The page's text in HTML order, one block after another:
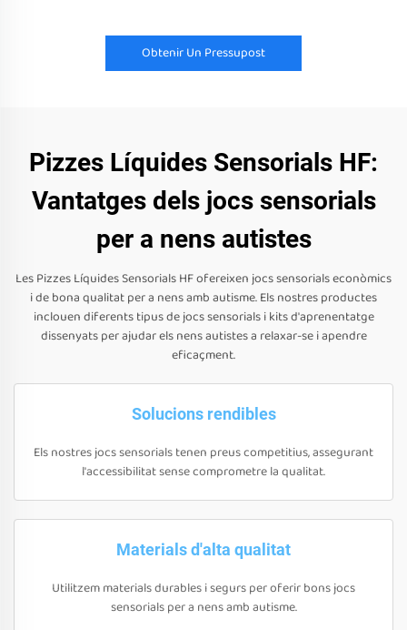
Obtenir Un Pressupost
Pizzes Líquides Sensorials HF:
Vantatges dels jocs sensorials
per a nens autistes
Les Pizzes Líquides Sensorials HF ofereixen jocs sensorials econòmics
i de bona qualitat per a nens amb autisme. Els nostres productes
inclouen diferents tipus de jocs sensorials i kits d'aprenentatge
dissenyats per ajudar els nens autistes a relaxar-se i apendre
eficaçment.
Solucions rendibles
Els nostres jocs sensorials tenen preus competitius, assegurant
l'accessibilitat sense comprometre la qualitat.
Materials d'alta qualitat
Utilitzem materials durables i segurs per oferir bons jocs
sensorials per a nens amb autisme.